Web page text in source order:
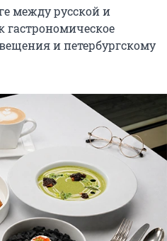
между русской и
гастрономическое
и петербургскому